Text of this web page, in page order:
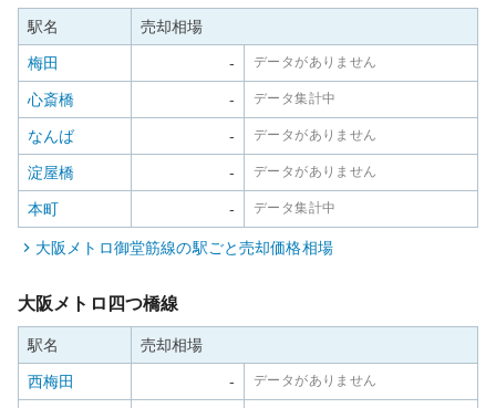
駅名 売却相場
梅田 - データがありません
心斎橋 - データ集計中
なんば - データがありません
淀屋橋 - データがありません
本町 - データ集計中
大阪メトロ御堂筋線の駅ごと売却価格相場
大阪メトロ四つ橋線
駅名 売却相場
西梅田 - データがありません